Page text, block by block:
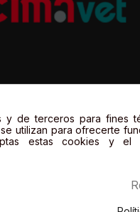
sus propietarios y sólo se
y de terceros para fines
utilizan para ofrecerte
estas cookies y el